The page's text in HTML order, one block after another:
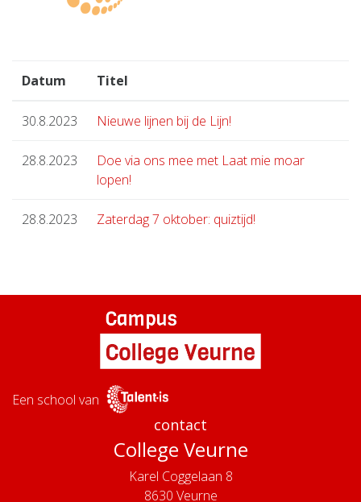
Datum Titel
30.8.2023 Nieuwe lijnen bij de Lijn!
28.8.2023
Doe via ons mee met Laat mie moar
lopen!
28.8.2023 Zaterdag 7 oktober: quiztijd!
Een school van
contact
College Veurne
Karel Coggelaan 8
8630 Veurne